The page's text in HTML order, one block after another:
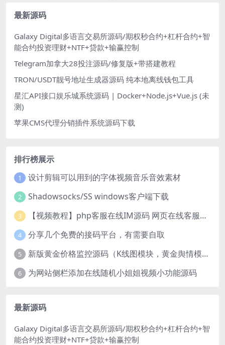
最新源码
Galaxy Digital多语言交易所源码/期权秒合约+杠杆合约+智
能合约投资理财+NTF+贷款+输赢控制
Telegram加拿大28投注源码/修复版+带搭建教程
TRON/USDT靓号地址生成器源码 纯本地离线钱包工具
星汇API接口娱乐城系统源码 | Docker+Node.js+Vue.js (未
测)
苹果CMS代理分销插件系统源码下载
排行榜展示
1 设计剪辑可以用到的字体视频音乐音效素材
2 Shadowsocks/SS windows客户端下载
3 【视频教程】php客服在线IM源码 网页在线客服软件代码
4 分享几个免费的接码平台，有需要自取
5 新版黄金价格监控源码（K线图模块，黄金舆情模块，AI智能客服源码）
6 为网站侧栏添加在线随机小姐姐视频小功能源码
最新源码
Galaxy Digital多语言交易所源码/期权秒合约+杠杆合约+智
能合约投资理财+NTF+贷款+输赢控制